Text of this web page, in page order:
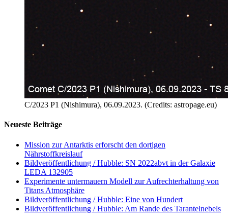
C/2023 P1 (Nishimura), 06.09.2023. (Credits: astropage.eu)
Neueste Beiträge
Mission zur Antarktis erforscht den dortigen
Nährstoffkreislauf
Bildveröffentlichung / Hubble: SN 2022abvt in der Galaxie
LEDA 132905
Experimente untermauern Modell zur Aufrechterhaltung von
Titans Atmosphäre
Bildveröffentlichung / Hubble: Eine von Hundert
Bildveröffentlichung / Hubble: Am Rande des Tarantelnebels